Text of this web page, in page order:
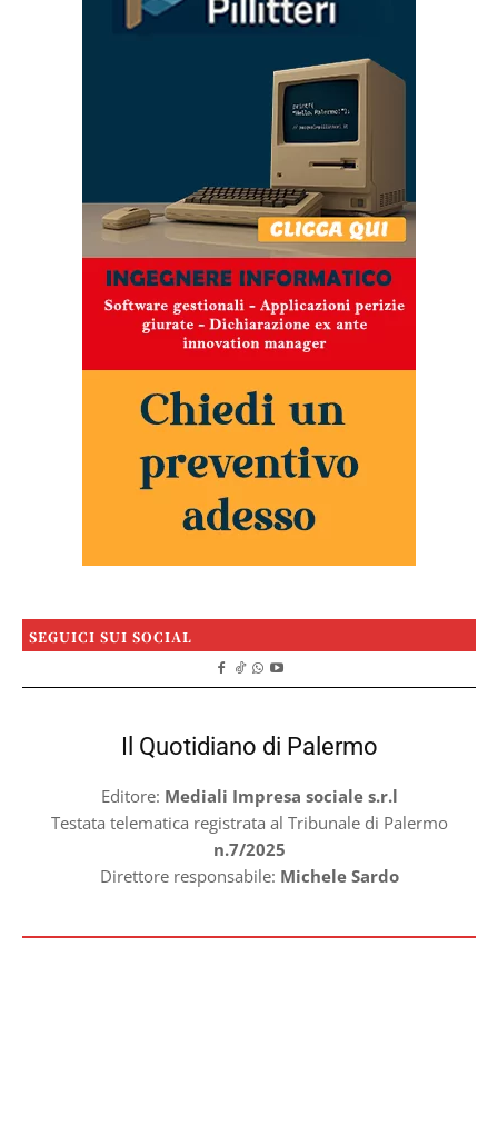
SEGUICI SUI SOCIAL
Il Quotidiano di Palermo
Editore: Mediali Impresa sociale s.r.l
Testata telematica registrata al Tribunale di Palermo
n.7/2025
Direttore responsabile: Michele Sardo